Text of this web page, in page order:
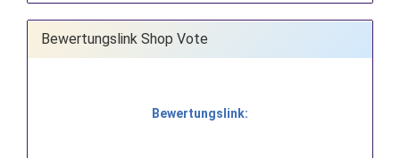
Bewertungslink Shop Vote
Bewertungslink: